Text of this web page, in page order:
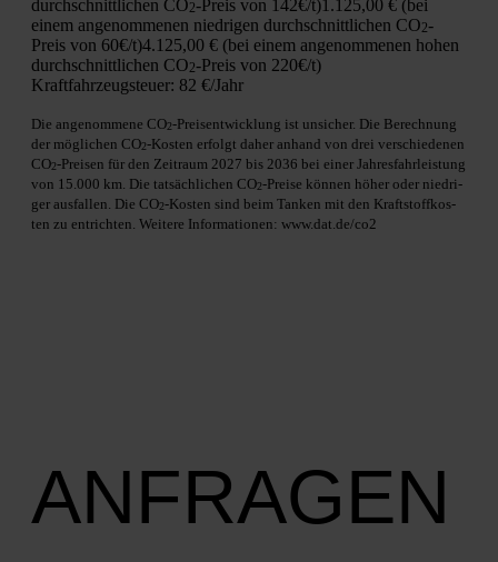
durch­schnitt­li­chen CO2-Preis von 142€/t)1.125,00 € (bei
einem ange­nom­me­nen nied­ri­gen durch­schnitt­li­chen CO2-
Preis von 60€/t)4.125,00 € (bei einem ange­nom­me­nen hohen
durch­schnitt­li­chen CO2-Preis von 220€/t)
Kraft­fahr­zeug­steu­er: 82 €/Jahr
Die ange­nom­me­ne CO2-Preis­ent­wick­lung ist unsi­cher. Die Berech­nung
der mög­li­chen CO2-Kos­ten erfolgt daher anhand von drei ver­schie­de­nen
CO2-Prei­sen für den Zeit­raum 2027 bis 2036 bei einer Jah­res­fahr­leis­tung
von 15.000 km. Die tat­säch­li­chen CO2-Prei­se kön­nen höher oder nied­ri­
ger aus­fal­len. Die CO2-Kos­ten sind beim Tan­ken mit den Kraft­stoff­kos­
ten zu ent­rich­ten. Wei­te­re Infor­ma­tio­nen: www.dat.de/co2
ANFRAGEN